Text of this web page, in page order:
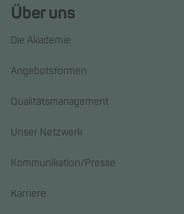
Über uns
Die Akademie
Angebotsformen
Qualitätsmanagement
Unser Netzwerk
Kommunikation/Presse
Karriere